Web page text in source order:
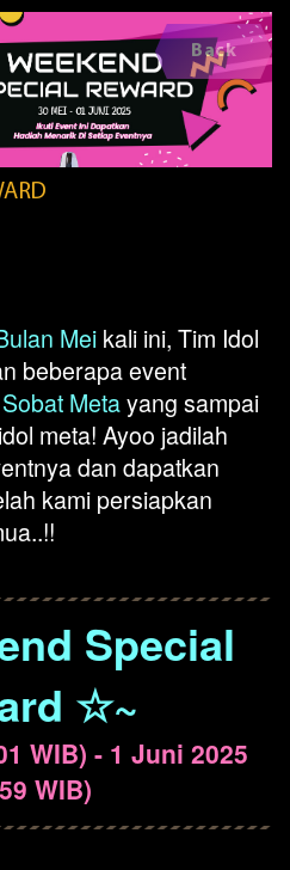
Back
Mei kali ini, Tim Idol
beberapa event
Sobat Metayang sampai
meta! Ayoo jadilah
dan dapatkan
kami persiapkan
Special
☆~
WIB) - 1 Juni 2025
WIB)